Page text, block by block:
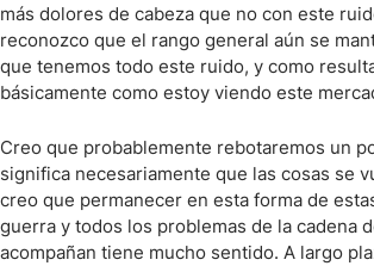
más dolores de cabeza que no con este
reconozco que el rango general aún se
que tenemos todo este ruido, y como
básicamente como estoy viendo este
Creo que probablemente rebotaremos un
significa necesariamente que las cosas se
creo que permanecer en esta forma de
guerra y todos los problemas de la cadena
acompañan tiene mucho sentido. A largo